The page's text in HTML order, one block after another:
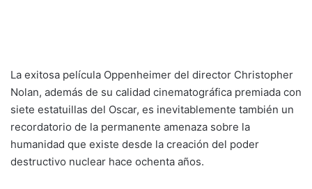
La exitosa película Oppenheimer del director Christopher
Nolan, además de su calidad cinematográfica premiada con
siete estatuillas del Oscar, es inevitablemente también un
recordatorio de la permanente amenaza sobre la
humanidad que existe desde la creación del poder
destructivo nuclear hace ochenta años.